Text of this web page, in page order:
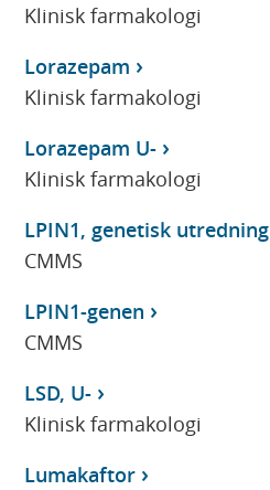
Klinisk farmakologi
Lorazepam
Klinisk farmakologi
Lorazepam U-
Klinisk farmakologi
LPIN1, genetisk utredning
CMMS
LPIN1-genen
CMMS
LSD, U-
Klinisk farmakologi
Lumakaftor